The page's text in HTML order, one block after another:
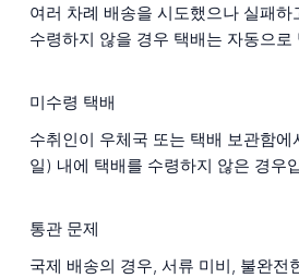
여러 차례 배송을 시도했으나 실패하
수령하지 않을 경우 택배는 자동으로
미수령 택배
수취인이 우체국 또는 택배 보관함에
일) 내에 택배를 수령하지 않은 경우
통관 문제
국제 배송의 경우, 서류 미비, 불완전